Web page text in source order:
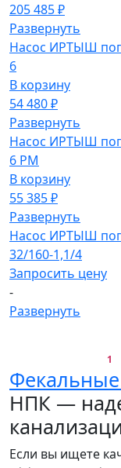
205 485 ₽
Развернуть
Насос ИРТЫШ
6
В корзину
54 480 ₽
Развернуть
Насос ИРТЫШ
6 РМ
В корзину
55 385 ₽
Развернуть
Насос ИРТЫШ
32/160-1,1/4
Запросить цену
-
Развернуть
1
НПК —
Если вы ищете